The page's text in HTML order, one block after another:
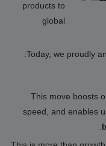
products to
global
Today, we proudly
This move boosts
speed, and enables